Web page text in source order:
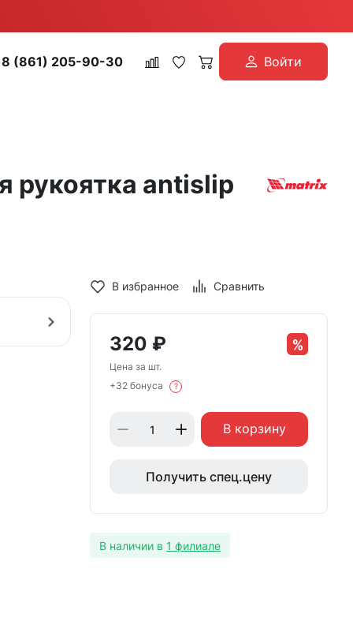
8 (861) 205-90-30 Войти
рукоятка antislip
В избранное Сравнить
320 ₽
Цена за шт.
+32 бонуса
?
В корзину
Получить спец.цену
В наличии в 1 филиале